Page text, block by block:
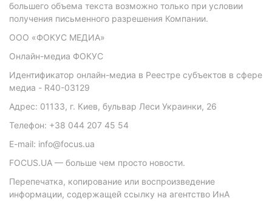
большего объема текста возможно только при условии
получения письменного разрешения Компании.
ООО «ФОКУС МЕДИА»
Онлайн-медиа ФОКУС
Идентификатор онлайн-медиа в Реестре субъектов в сфере
медиа - R40-03129
Адрес: 01133, г. Киев, бульвар Леси Украинки, 26
Телефон: +38 044 207 45 54
E-mail: info@focus.ua
FOCUS.UA — больше чем просто новости.
Перепечатка, копирование или воспроизведение
информации, содержащей ссылку на агентство ИнА